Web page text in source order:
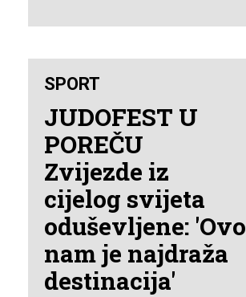
SPORT
JUDOFEST U
POREČU
Zvijezde iz
cijelog svijeta
oduševljene: 'Ovo
nam je najdraža
destinacija'